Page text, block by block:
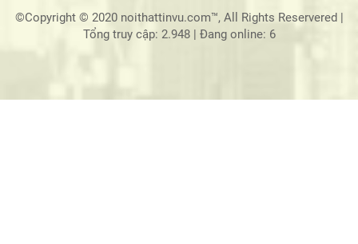
©Copyright © 2020 noithattinvu.com™, All Rights Reservered |
Tổng truy cập: 2.948| Đang online: 6